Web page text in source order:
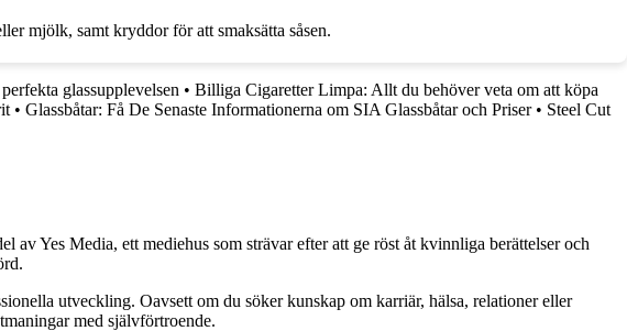
mjölk, samt kryddor för att smaksätta såsen.
glassupplevelsen • Billiga Cigaretter Limpa: Allt du behöver veta om att köpa
• Glassbåtar: Få De Senaste Informationerna om SIA Glassbåtar och Priser• Steel Cut
Yes Media, ett mediehus som strävar efter att ge röst åt kvinnliga berättelser och
utveckling. Oavsett om du söker kunskap om karriär, hälsa, relationer eller
med självförtroende.